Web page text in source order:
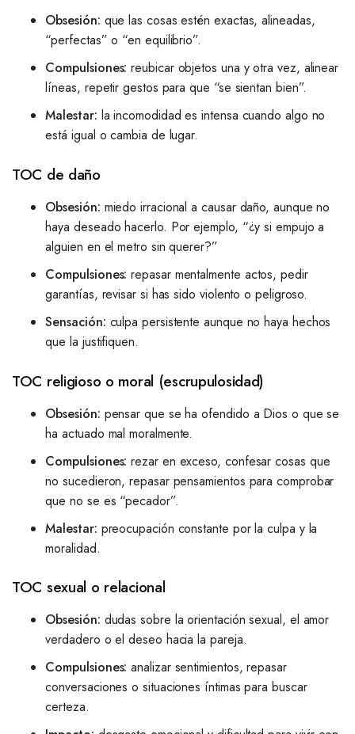
Obsesión: que las cosas estén exactas, alineadas,
“perfectas” o “en equilibrio”.
Compulsiones: reubicar objetos una y otra vez, alinear
líneas, repetir gestos para que “se sientan bien”.
Malestar: la incomodidad es intensa cuando algo no
está igual o cambia de lugar.
TOC de daño
Obsesión: miedo irracional a causar daño, aunque no
haya deseado hacerlo. Por ejemplo, “¿y si empujo a
alguien en el metro sin querer?”
Compulsiones: repasar mentalmente actos, pedir
garantías, revisar si has sido violento o peligroso.
Sensación: culpa persistente aunque no haya hechos
que la justifiquen.
TOC religioso o moral (escrupulosidad)
Obsesión: pensar que se ha ofendido a Dios o que se
ha actuado mal moralmente.
Compulsiones: rezar en exceso, confesar cosas que
no sucedieron, repasar pensamientos para comprobar
que no se es “pecador”.
Malestar: preocupación constante por la culpa y la
moralidad.
TOC sexual o relacional
Obsesión: dudas sobre la orientación sexual, el amor
verdadero o el deseo hacia la pareja.
Compulsiones: analizar sentimientos, repasar
conversaciones o situaciones íntimas para buscar
certeza.